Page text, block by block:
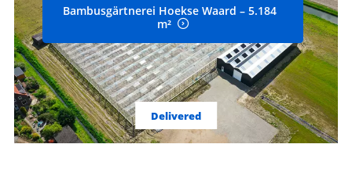
Bambusgärtnerei Hoekse Waard – 5.184
m²
Delivered